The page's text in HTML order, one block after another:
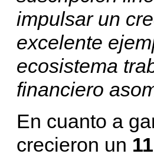
impulsar un
excelente
ecosistema
financiero
En cuanto a
crecieron un